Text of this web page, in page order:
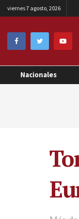
viernes 7 agosto, 2026
Nacionales